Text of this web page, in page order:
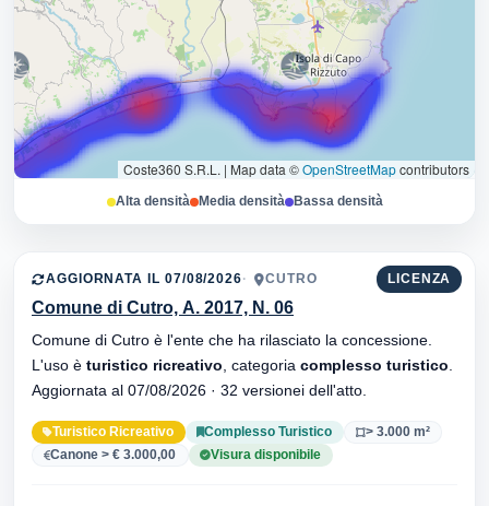
Coste360 S.R.L. | Map data ©OpenStreetMapcontributors
Alta densità Media densità Bassa densità
LICENZA
AGGIORNATA IL 07/08/2026 CUTRO
Comune di Cutro, A. 2017, N. 06
Comune di Cutro è l'ente che ha rilasciato la concessione.
L'uso è turistico ricreativo , categoria complesso turistico
Aggiornata al 07/08/2026 · 32 versionei dell'atto.
Turistico Ricreativo Complesso Turistico
> 3.000 m²
Canone > € 3.000,00
Visura disponibile